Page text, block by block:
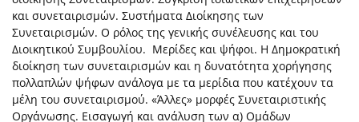
και συνεταιρισμών. Συστήματα Διοίκησης των
Συνεταιρισμών. Ο ρόλος της γενικής συνέλευσης και του
Διοικητικού Συμβουλίου. Μερίδες και ψήφοι. Η Δημοκρατική
διοίκηση των συνεταιρισμών και η δυνατότητα χορήγησης
πολλαπλών ψήφων ανάλογα με τα μερίδια που κατέχουν τα
μέλη του συνεταιρισμού. «Άλλες» μορφές Συνεταιριστικής
Οργάνωσης. Εισαγωγή και ανάλυση των α) Ομάδων